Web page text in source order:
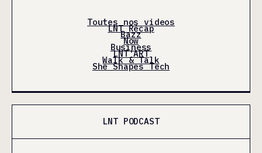
Toutes nos videos
LNT Récap
Bazz
Now
Business
LNT'ART
Walk & Talk
She Shapes Tech
LNT PODCAST